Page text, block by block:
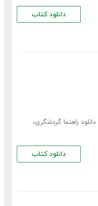
دانلود کتاب
دانلود راهنما گردشگری،
دانلود کتاب